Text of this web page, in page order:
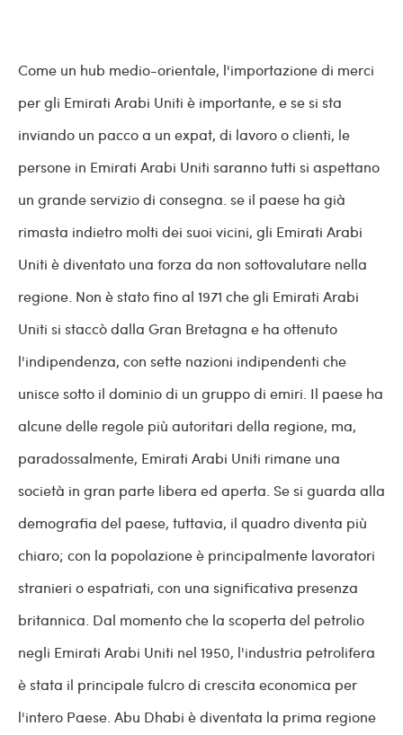
Come un hub medio-orientale, l'importazione di merci
per gli Emirati Arabi Uniti è importante, e se si sta
inviando un pacco a un expat, di lavoro o clienti, le
persone in Emirati Arabi Uniti saranno tutti si aspettano
un grande servizio di consegna. se il paese ha già
rimasta indietro molti dei suoi vicini, gli Emirati Arabi
Uniti è diventato una forza da non sottovalutare nella
regione. Non è stato fino al 1971 che gli Emirati Arabi
Uniti si staccò dalla Gran Bretagna e ha ottenuto
l'indipendenza, con sette nazioni indipendenti che
unisce sotto il dominio di un gruppo di emiri. Il paese ha
alcune delle regole più autoritari della regione, ma,
paradossalmente, Emirati Arabi Uniti rimane una
società in gran parte libera ed aperta. Se si guarda alla
demografia del paese, tuttavia, il quadro diventa più
chiaro; con la popolazione è principalmente lavoratori
stranieri o espatriati, con una significativa presenza
britannica. Dal momento che la scoperta del petrolio
negli Emirati Arabi Uniti nel 1950, l'industria petrolifera
è stata il principale fulcro di crescita economica per
l'intero Paese. Abu Dhabi è diventata la prima regione